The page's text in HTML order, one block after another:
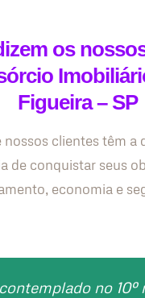
os
Figueira – SP
nossos clientes têm a
de conquistar seus
economia e
no 10º